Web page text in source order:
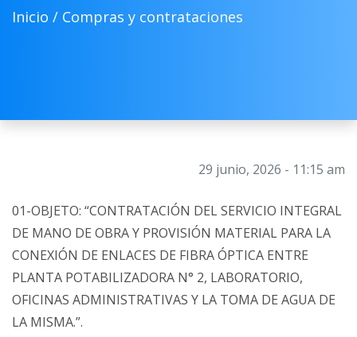
Inicio / Compras y contrataciones
29 junio, 2026 - 11:15 am
01-OBJETO: “CONTRATACIÓN DEL SERVICIO INTEGRAL
DE MANO DE OBRA Y PROVISIÓN MATERIAL PARA LA
CONEXIÓN DE ENLACES DE FIBRA ÓPTICA ENTRE
PLANTA POTABILIZADORA N° 2, LABORATORIO,
OFICINAS ADMINISTRATIVAS Y LA TOMA DE AGUA DE
LA MISMA.”.